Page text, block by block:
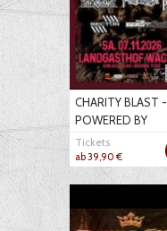
CHARITY BLAST -
POWERED BY
LEGION OF THE
LUFTBUMBE
Tickets
ab 39,90 €